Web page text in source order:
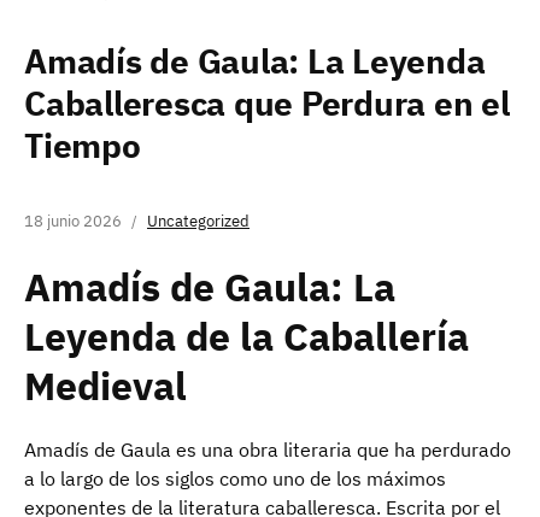
Amadís de Gaula: La Leyenda
Caballeresca que Perdura en el
Tiempo
18 junio 2026 Uncategorized
Amadís de Gaula: La
Leyenda de la Caballería
Medieval
Amadís de Gaula es una obra literaria que ha perdurado
a lo largo de los siglos como uno de los máximos
exponentes de la literatura caballeresca. Escrita por el